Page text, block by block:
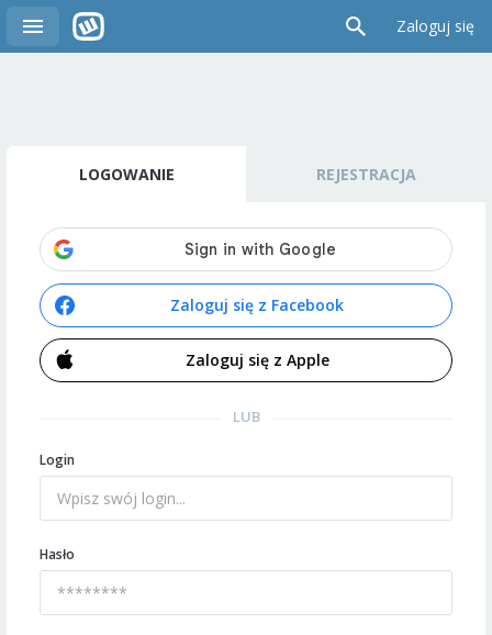
Zaloguj się
LOGOWANIE REJESTRACJA
Zaloguj się z Facebook
Zaloguj się z Apple
LUB
Login
Hasło